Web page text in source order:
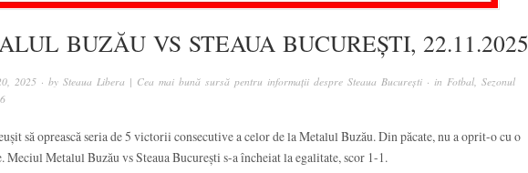
BUZĂU VS STEAUA BUCUREȘTI, 22.11.2025
2025 · by Steaua Libera | Cea mai bună sursă pentru informații despre Steaua București · in Fotbal Sezonul
să oprească seria de 5 victorii consecutive a celor de la Metalul Buzău. Din păcate, nu a oprit-o cu o
Meciul Metalul Buzău vs Steaua București s-a încheiat la egalitate, scor 1-1.